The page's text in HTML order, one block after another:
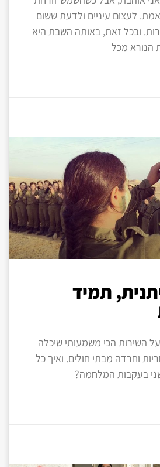
לעצום עיניים ולדעת ששום
ובכל זאת, באותה השבת היא
הנורא מכל
תמיד
השירות הכי משמעותי שיכלה
וחרדה מבתי חולים. ואיך כל
בעקבות המלחמה?